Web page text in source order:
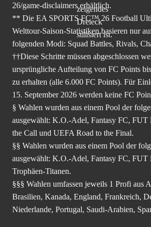
26/game-disclaimers erhältlich.
** Die EA SPORTS FC™ 26 Football
Welttour-Saison-Statistiken basieren nur
folgenden Modi: Squad Battles, Rivals,
††Diese Schritte müssen abgeschlossen
ursprüngliche Aufteilung von FC Points
zu erhalten (alle 6.000 FC Points). Für
15. September 2026 werden keine FC
§ Wahlen wurden aus einem Pool der
ausgewählt: K.O.-Adel, Fantasy FC, FUT
the Call und UEFA Road to the Final.
§§ Wahlen wurden aus einem Pool der
ausgewählt: K.O.-Adel, Fantasy FC, FUT
Trophäen-Titanen.
§§§ Wahlen umfassen jeweils 1 Profi aus
Brasilien, Kanada, England, Frankreich,
Niederlande, Portugal, Saudi-Arabien,